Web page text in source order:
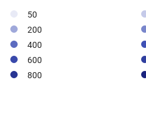
50
200
400
600
800